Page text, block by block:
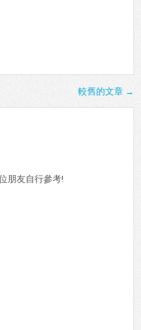
較舊的文章 →
朋友自行參考!